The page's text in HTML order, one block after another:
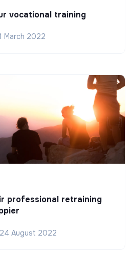
vocational training
March 2022
professional retraining
24 August 2022